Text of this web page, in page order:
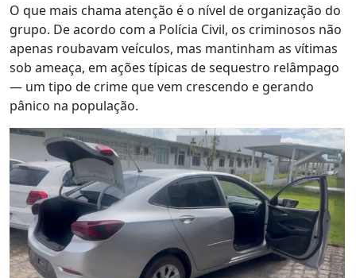
O que mais chama atenção é o nível de organização do
grupo. De acordo com a Polícia Civil, os criminosos não
apenas roubavam veículos, mas mantinham as vítimas
sob ameaça, em ações típicas de sequestro relâmpago
— um tipo de crime que vem crescendo e gerando
pânico na população.